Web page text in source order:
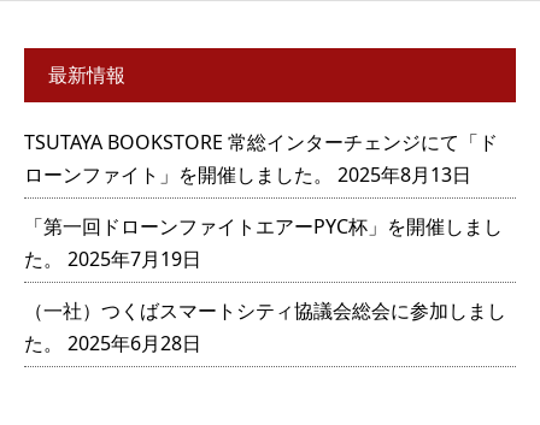
最新情報
TSUTAYA BOOKSTORE 常総インターチェンジにて「ド
ローンファイト」を開催しました。
2025年8月13日
「第一回ドローンファイトエアーPYC杯」を開催しまし
た。
2025年7月19日
（一社）つくばスマートシティ協議会総会に参加しまし
た。
2025年6月28日